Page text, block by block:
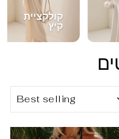
קולקציית
קיץ